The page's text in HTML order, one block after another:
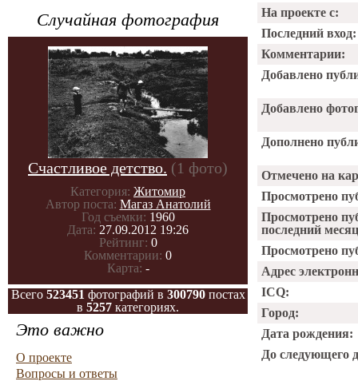
Случайная фотография
Счастливое детство. (1 фото)
Категория: Житомир
Автор поста: Магаз Анатолий
Год съемки: 1960
Дата: 27.09.2012 19:26
Рейтинг: 0
Комментарии: 0
Карта: -
Всего 523451 фотографий в 300790постах
в 5257 категориях.
Это важно
О проекте
Вопросы и ответы
На проекте с:
Последний вход:
Комментарии:
Добавлено
Добавлено
Дополнено
Отмечено на
Просмотрено
Просмотрено
последний
Просмотрено
Адрес
ICQ:
Город:
Дата рождения:
До следующего